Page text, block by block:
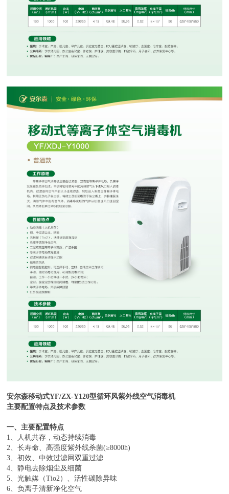
安尔森移动式YF/ZX-Y120型循环风紫外线空气消毒机
主要配置特点及技术参数
一、主要配置特点
1、人机共存，动态持续消毒
2、长寿命、高强度紫外线杀菌(≥8000h)
3、初效、中效过滤网双重过滤
4、静电去除烟尘及细菌
5、光触媒（Tio2）、活性碳除异味
6、负离子清新净化空气